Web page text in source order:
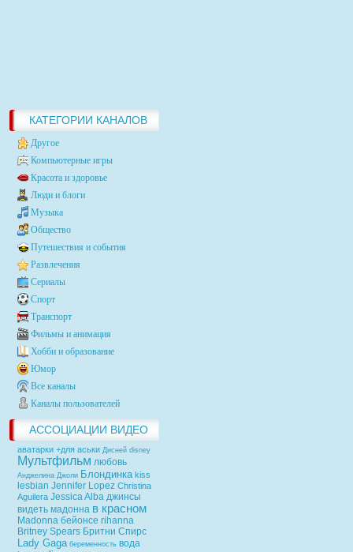
КАТЕГОРИИ КАНАЛОВ
Другое
Компьютерные игры
Красота и здоровье
Люди и блоги
Музыка
Общество
Путешествия и события
Развлечения
Сериалы
Спорт
Транспорт
Фильмы и анимация
Хобби и образование
Юмор
Все каналы
Каналы пользователей
АССОЦИАЦИИ ВИДЕО
аватарки +для аськи Дисней disney
Мультфильм любовь
Анджелина Джоли Блондинка kiss
lesbian Jennifer Lopez Christina
Aguilera Jessica Alba джинсы
видеть мадонна в красном
Madonna бейонсе rihanna
Britney Spears Бритни Спирс
Lady Gaga беременность вода